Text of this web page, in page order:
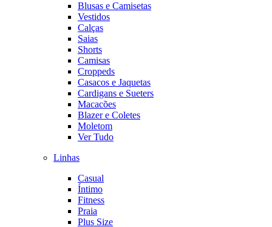
Blusas e Camisetas
Vestidos
Calças
Saias
Shorts
Camisas
Croppeds
Casacos e Jaquetas
Cardigans e Sueters
Macacões
Blazer e Coletes
Moletom
Ver Tudo
Linhas
Casual
Íntimo
Fitness
Praia
Plus Size